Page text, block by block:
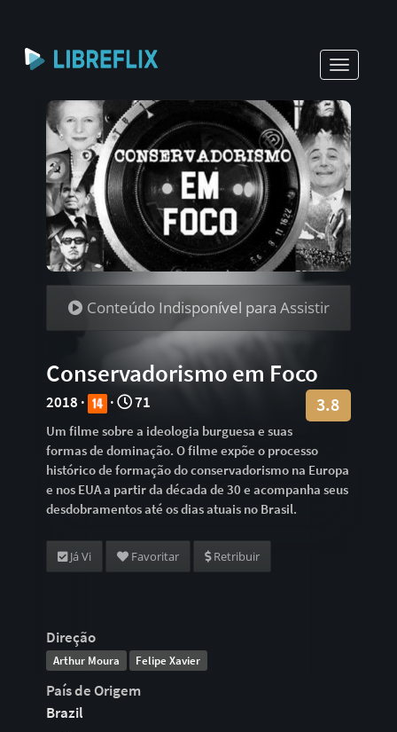
Toggle
Conteúdo Indisponível para Assistir
Conservadorismo em Foco
3.8
2018 · · 71
Um filme sobre a ideologia burguesa e suas
formas de dominação. O filme expõe o processo
histórico de formação do conservadorismo na Europa
e nos EUA a partir da década de 30 e acompanha seus
desdobramentos até os dias atuais no Brasil.
Já Vi Favoritar Retribuir
Direção
Arthur Moura Felipe Xavier
País de Origem
Brazil